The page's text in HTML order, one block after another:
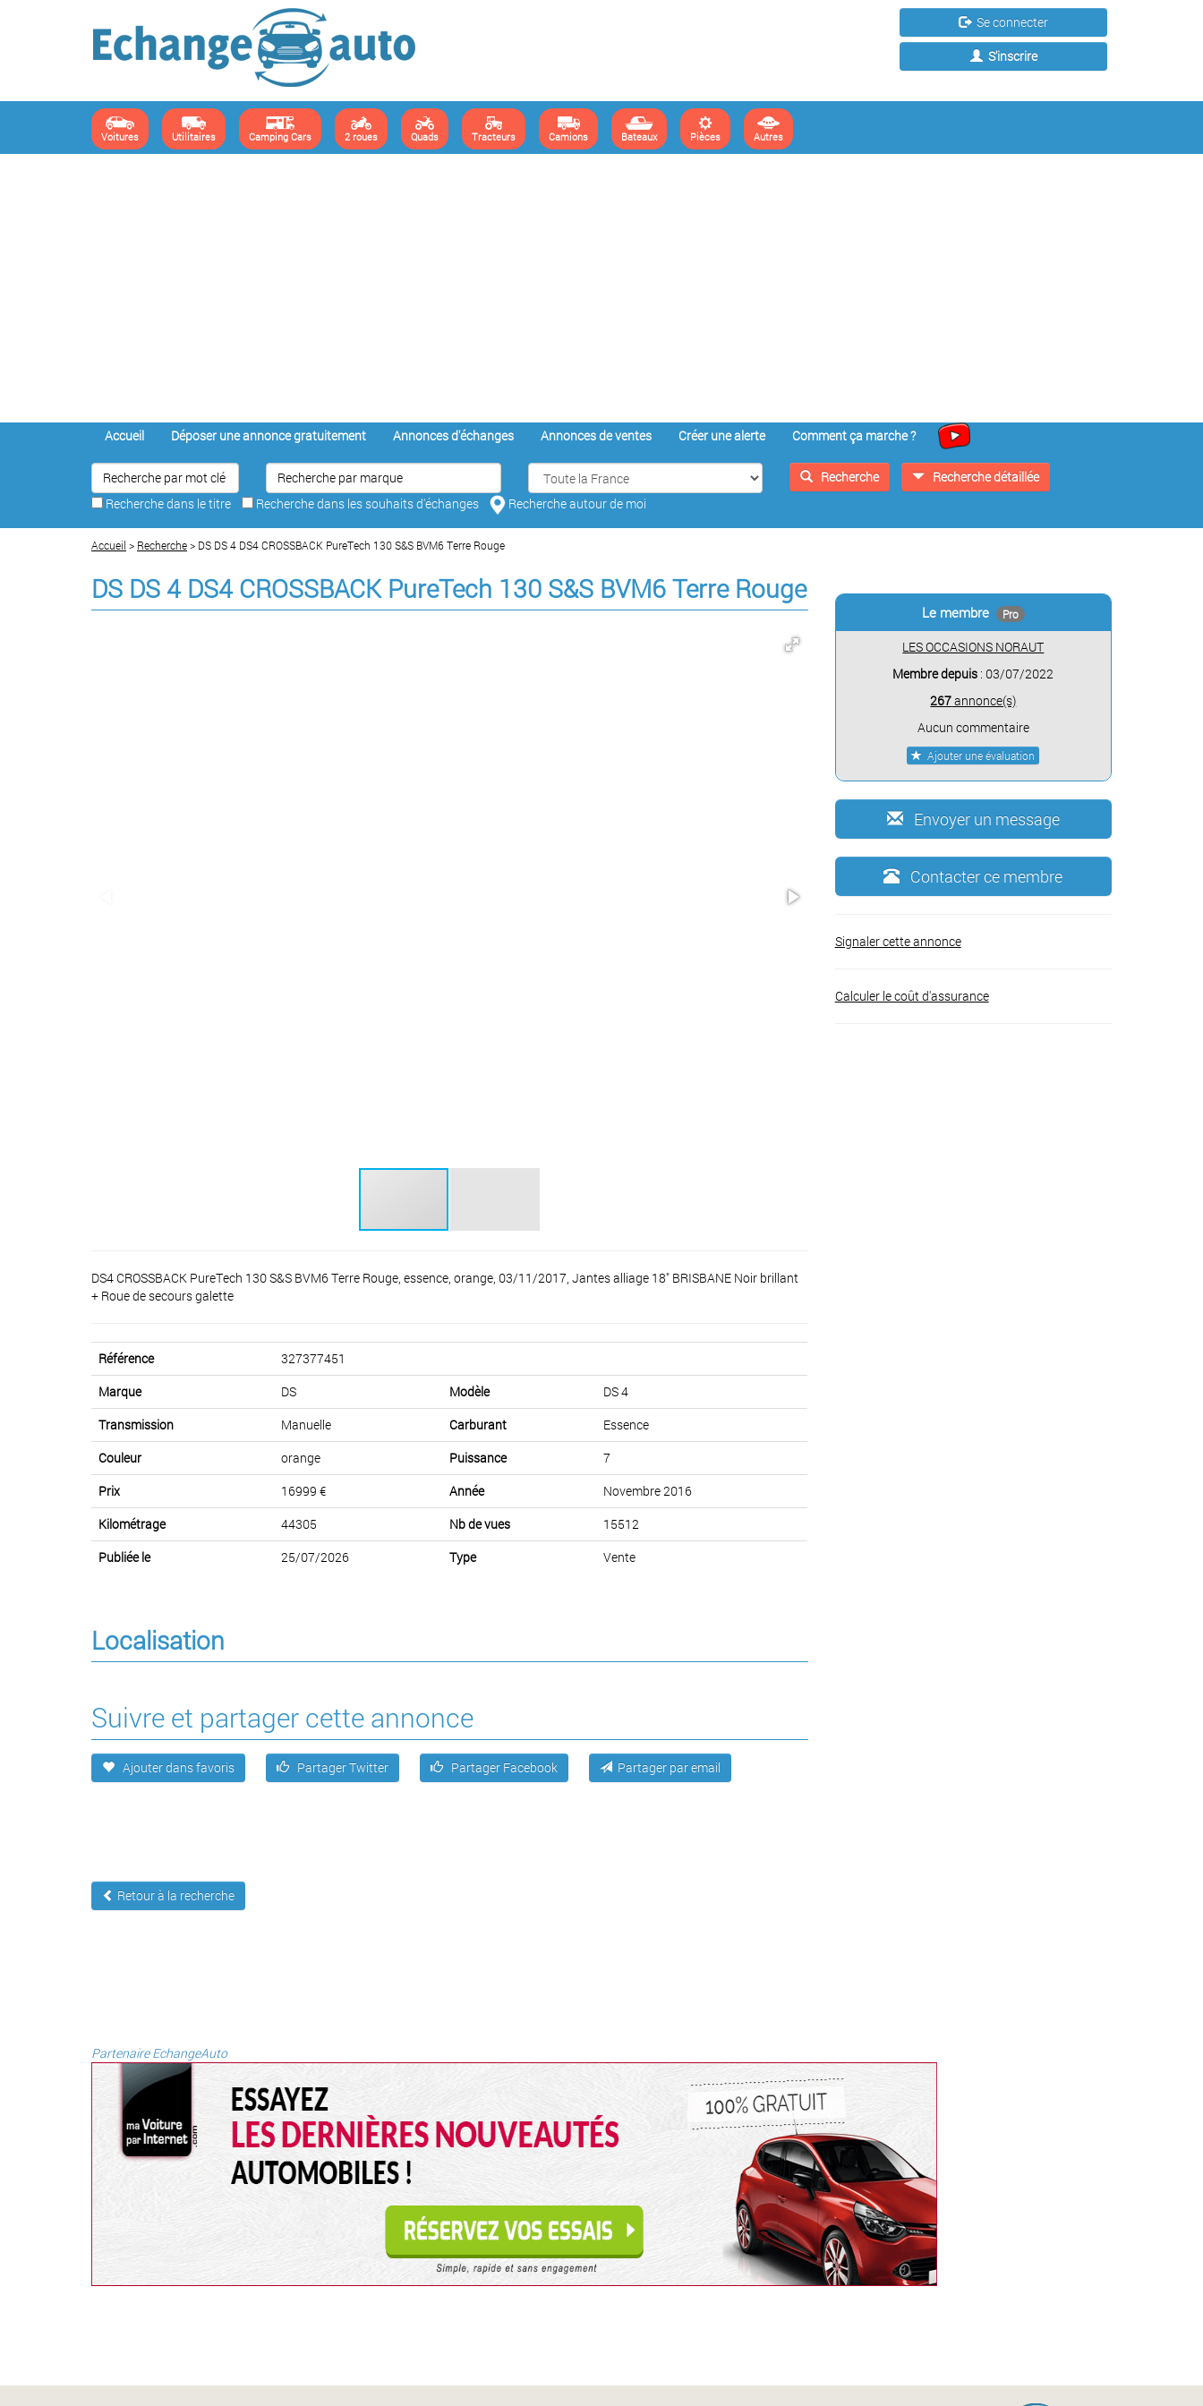
Se connecter
S'inscrire
Voitures Utilitaires Camping Cars 2 roues Quads Tracteurs Camions Bateaux Pièces Autres
Accueil Déposer une annonce gratuitement Annonces d'échanges Annonces de ventes Créer une alerte Comment ça marche ?
Recherche
Recherche détaillée
Recherche dans le titre
Recherche dans les souhaits d'échanges Recherche autour de moi
Accueil > Recherche> DS DS 4 DS4 CROSSBACK PureTech 130 S&S BVM6 Terre Rouge
DS DS 4 DS4 CROSSBACK PureTech 130 S&S BVM6 Terre Rouge
DS4 CROSSBACK PureTech 130 S&S BVM6 Terre Rouge, essence, orange, 03/11/2017, Jantes alliage 18" BRISBANE Noir brillant
+ Roue de secours galette
Référence
327377451
Marque
DS Modèle
DS 4
Transmission
Manuelle Carburant
Essence
Couleur
orange Puissance
7
Prix
16999 € Année
Novembre 2016
Kilométrage
44305 Nb de vues
15512
Publiée le
25/07/2026 Type Vente
Localisation
Suivre et partager cette annonce
Ajouter dans favoris Partager Twitter Partager Facebook Partager par email
Le membre Pro
LES OCCASIONS NORAUT
Membre depuis : 03/07/2022
267annonce(s)
Aucun commentaire
Ajouter une évaluation
Envoyer un message
Contacter ce membre
Signaler cette annonce
Calculer le coût d'assurance
Retour à la recherche
Partenaire EchangeAuto